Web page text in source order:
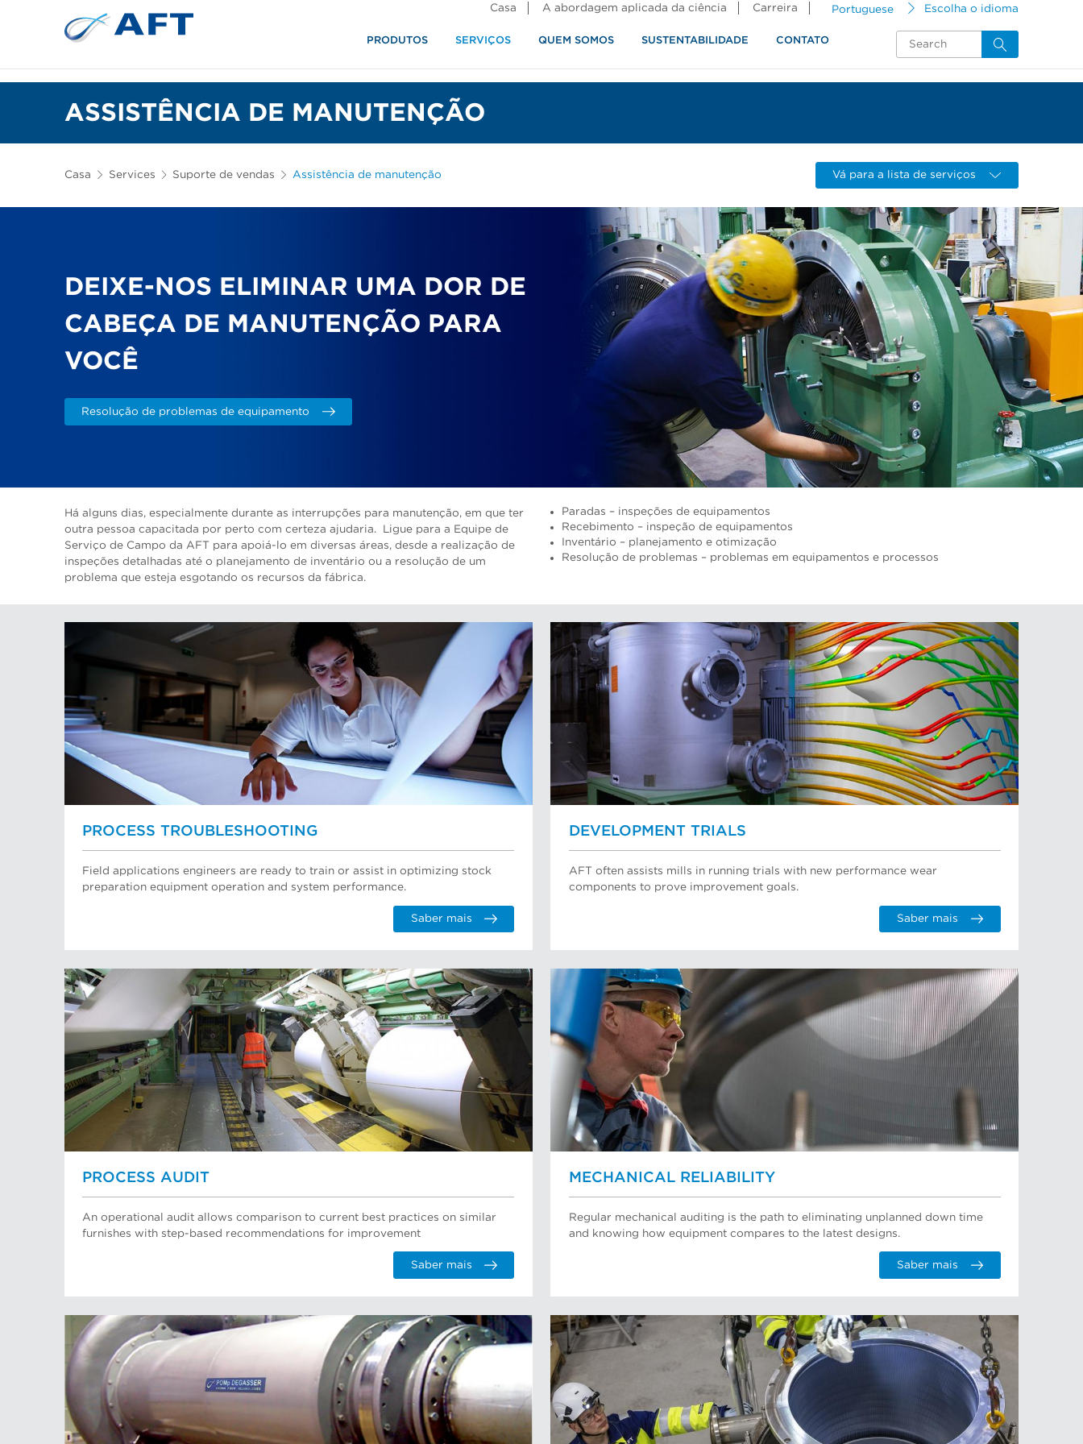
Portuguese Escolha o idioma
Casa A abordagem aplicada da ciência Carreira
PRODUTOS SERVIÇOS QUEM SOMOS SUSTENTABILIDADE CONTATO
ASSISTÊNCIA DE MANUTENÇÃO
Casa Services Suporte de vendas Assistência de manutenção Vá para a lista de serviços
DEIXE-NOS ELIMINAR UMA DOR DE
CABEÇA DE MANUTENÇÃO PARA
VOCÊ
Resolução de problemas de equipamento
Há alguns dias, especialmente durante as interrupções para manutenção, em que ter
outra pessoa capacitada por perto com certeza ajudaria. Ligue para a Equipe de
Serviço de Campo da AFT para apoiá-lo em diversas áreas, desde a realização de
inspeções detalhadas até o planejamento de inventário ou a resolução de um
problema que esteja esgotando os recursos da fábrica.
Paradas – inspeções de equipamentos
Recebimento – inspeção de equipamentos
Inventário – planejamento e otimização
Resolução de problemas – problemas em equipamentos e processos
PROCESS TROUBLESHOOTING
Field applications engineers are ready to train or assist in optimizing stock
preparation equipment operation and system performance.
Saber mais
DEVELOPMENT TRIALS
AFT often assists mills in running trials with new performance wear
components to prove improvement goals.
Saber mais
PROCESS AUDIT
An operational audit allows comparison to current best practices on similar
furnishes with step-based recommendations for improvement
Saber mais
MECHANICAL RELIABILITY
Regular mechanical auditing is the path to eliminating unplanned down time
and knowing how equipment compares to the latest designs.
Saber mais